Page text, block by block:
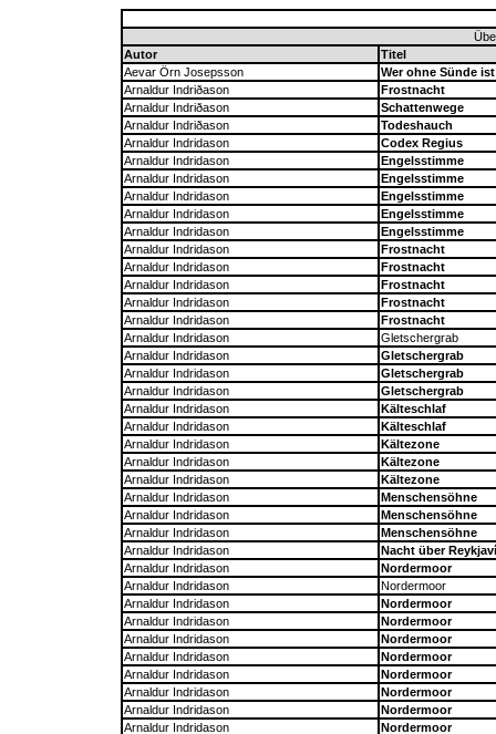
Autor
Titel
Aevar Örn Josepsson
Wer ohne Sünde ist
Arnaldur Indriðason
Frostnacht
Arnaldur Indriðason
Schattenwege
Arnaldur Indriðason
Todeshauch
Arnaldur Indridason
Codex Regius
Arnaldur Indridason
Engelsstimme
Arnaldur Indridason
Engelsstimme
Arnaldur Indridason
Engelsstimme
Arnaldur Indridason
Engelsstimme
Arnaldur Indridason
Engelsstimme
Arnaldur Indridason
Frostnacht
Arnaldur Indridason
Frostnacht
Arnaldur Indridason
Frostnacht
Arnaldur Indridason
Frostnacht
Arnaldur Indridason
Frostnacht
Arnaldur Indridason
Gletschergrab
Arnaldur Indridason
Gletschergrab
Arnaldur Indridason
Gletschergrab
Arnaldur Indridason
Gletschergrab
Arnaldur Indridason
Kälteschlaf
Arnaldur Indridason
Kälteschlaf
Arnaldur Indridason
Kältezone
Arnaldur Indridason
Kältezone
Arnaldur Indridason
Kältezone
Arnaldur Indridason
Menschensöhne
Arnaldur Indridason
Menschensöhne
Arnaldur Indridason
Menschensöhne
Arnaldur Indridason
Nacht über
Arnaldur Indridason
Nordermoor
Arnaldur Indridason
Nordermoor
Arnaldur Indridason
Nordermoor
Arnaldur Indridason
Nordermoor
Arnaldur Indridason
Nordermoor
Arnaldur Indridason
Nordermoor
Arnaldur Indridason
Nordermoor
Arnaldur Indridason
Nordermoor
Arnaldur Indridason
Nordermoor
Arnaldur Indridason
Nordermoor